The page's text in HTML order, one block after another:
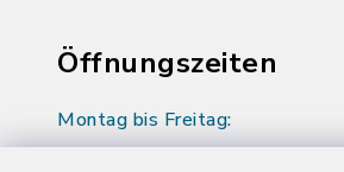
Öffnungszeiten
Montag bis Freitag: